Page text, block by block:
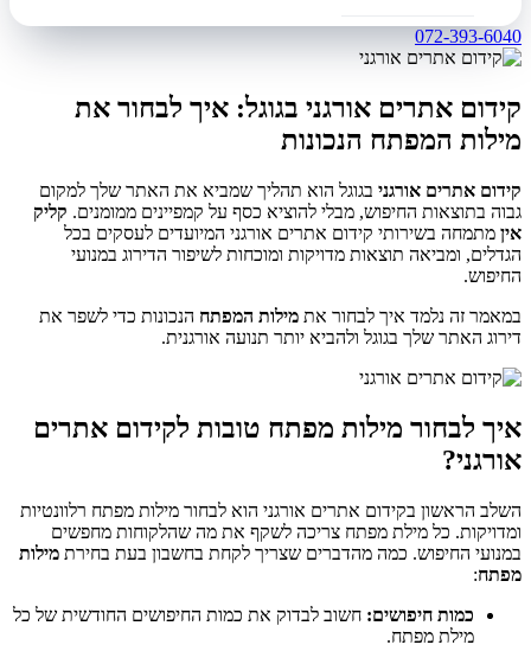
072-393-6040
קידום אתרים אורגני בגוגל: איך לבחור את
מילות המפתח הנכונות
קידום אתרים אורגני בגוגל הוא תהליך שמביא את האתר שלך למקום
גבוה בתוצאות החיפוש, מבלי להוציא כסף על קמפיינים ממומנים. קליק
אין מתמחה בשירותי קידום אתרים אורגני המיועדים לעסקים בכל
הגדלים, ומביאה תוצאות מדויקות ומוכחות לשיפור הדירוג במנועי
החיפוש.
במאמר זה נלמד איך לבחור את מילות המפתח הנכונות כדי לשפר את
דירוג האתר שלך בגוגל ולהביא יותר תנועה אורגנית.
איך לבחור מילות מפתח טובות לקידום אתרים
אורגני?
השלב הראשון בקידום אתרים אורגני הוא לבחור מילות מפתח רלוונטיות
ומדויקות. כל מילת מפתח צריכה לשקף את מה שהלקוחות מחפשים
במנועי החיפוש. כמה מהדברים שצריך לקחת בחשבון בעת בחירת מילות
מפתח:
כמות חיפושים: חשוב לבדוק את כמות החיפושים החודשית של כל
מילת מפתח.